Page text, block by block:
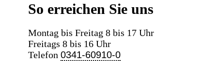
So erreichen Sie uns
Montag bis Freitag 8 bis 17 Uhr
Freitags 8 bis 16 Uhr
Telefon 0341-60910-0